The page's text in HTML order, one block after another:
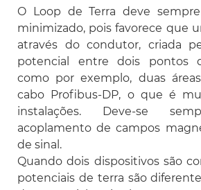
O Loop de Terra deve
minimizado, pois favorece que
através do condutor, criada
potencial entre dois pontos
como por exemplo, duas
cabo Profibus-DP, o que é
instalações. Deve-se
acoplamento de campos
de sinal.
Quando dois dispositivos são
potenciais de terra são